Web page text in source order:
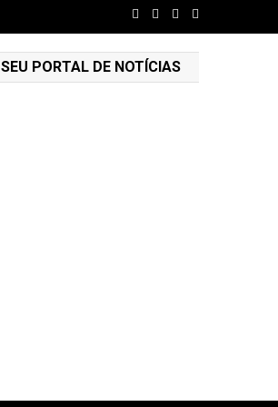
PORTAL DE NOTÍCIAS